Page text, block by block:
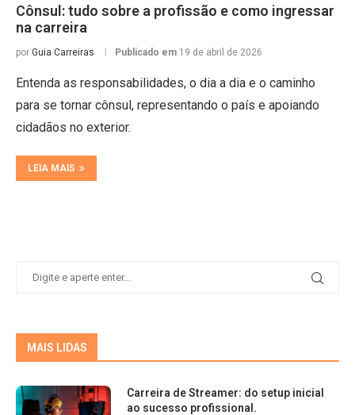
Cônsul: tudo sobre a profissão e como ingressar
na carreira
por Guia Carreiras Publicado em 19 de abril de 2026
Entenda as responsabilidades, o dia a dia e o caminho
para se tornar cônsul, representando o país e apoiando
cidadãos no exterior.
LEIA MAIS
MAIS LIDAS
Carreira de Streamer: do setup inicial
ao sucesso profissional.